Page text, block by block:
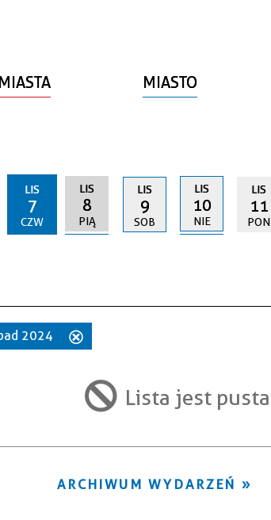
MIASTO
LIS
7
CZW
LIS
8
PIĄ
LIS
9
SOB
LIS
10
NIE
LIS
11
PON
2024
Lista jest pusta
ARCHIWUM WYDARZEŃ